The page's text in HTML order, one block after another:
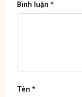
Bình luận *
Tên *